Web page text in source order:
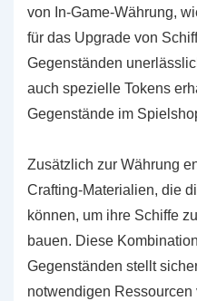
von In-Game-Währung,
für das Upgrade von
Gegenständen
auch spezielle Tokens
Gegenstände im
Zusätzlich zur Währung
Crafting-Materialien, die
können, um ihre Schiffe
bauen. Diese
Gegenständen stellt
notwendigen Ressourcen